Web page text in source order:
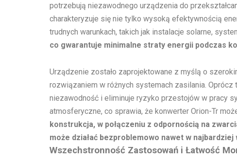
potrzebują niezawodnego urządzenia do
charakteryzuje się nie tylko wysoką efektywnością
trudnych warunkach, takich jak instalacje solarne,
co gwarantuje minimalne straty energii podczas
Urządzenie zostało zaprojektowane z myślą o
rozwiązaniem w różnych systemach zasilania.
niezawodność i eliminuje ryzyko przestojów w pracy
atmosferyczne, co sprawia, że konwerter Orion-Tr
konstrukcja, w połączeniu z odpornością na
może działać bezproblemowo nawet w najbardziej
Wszechstronność Zastosowań i Łatwość